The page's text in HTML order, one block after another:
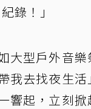
錄！」
大型戶外音
我去找夜生
響起，立刻